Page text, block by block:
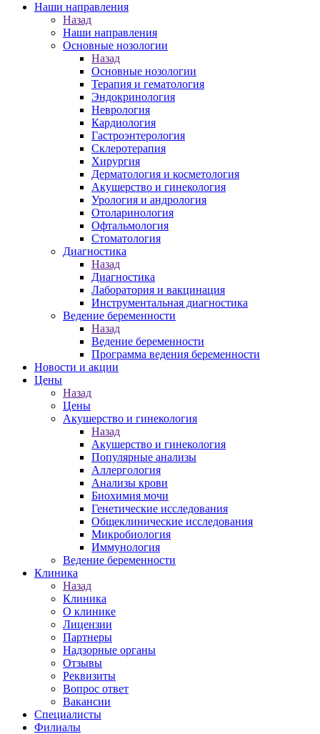
Наши направления
Назад
Наши направления
Основные нозологии
Назад
Основные нозологии
Терапия и гематология
Эндокринология
Неврология
Кардиология
Гастроэнтерология
Склеротерапия
Хирургия
Дерматология и косметология
Акушерство и гинекология
Урология и андрология
Отоларинология
Офтальмология
Стоматология
Диагностика
Назад
Диагностика
Лаборатория и вакцинация
Инструментальная диагностика
Ведение беременности
Назад
Ведение беременности
Программа ведения беременности
Новости и акции
Цены
Назад
Цены
Акушерство и гинекология
Назад
Акушерство и гинекология
Популярные анализы
Аллергология
Анализы крови
Биохимия мочи
Генетические исследования
Общеклинические исследования
Микробиология
Иммунология
Ведение беременности
Клиника
Назад
Клиника
О клинике
Лицензии
Партнеры
Надзорные органы
Отзывы
Реквизиты
Вопрос ответ
Вакансии
Специалисты
Филиалы